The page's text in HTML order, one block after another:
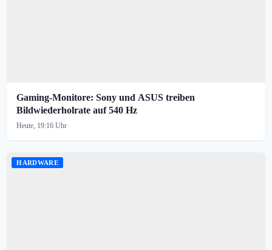
Gaming-Monitore: Sony und ASUS treiben
Bildwiederholrate auf 540 Hz
Heute, 19:16 Uhr
HARDWARE